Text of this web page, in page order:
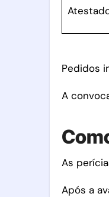
Pedidos
A
As
Após a